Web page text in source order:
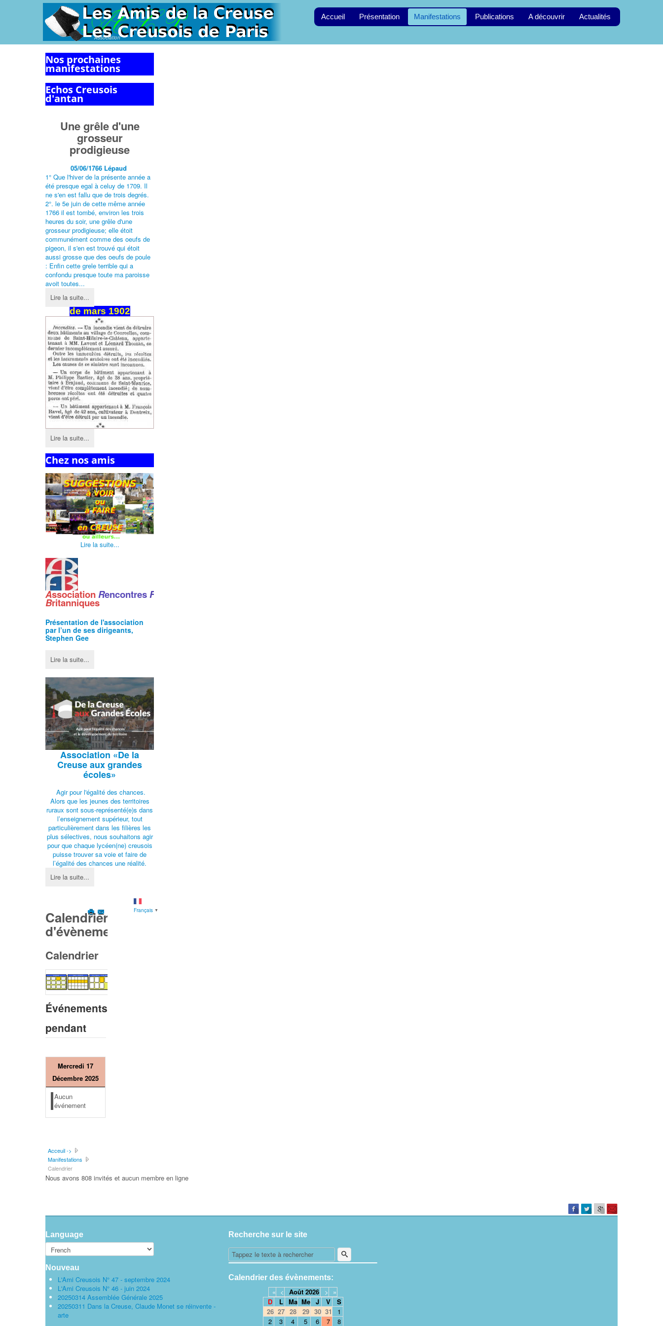
Association
Accueil Présentation Manifestations Publications A découvrir Actualités
Nos prochaines
manifestations
Echos Creusois
d'antan
Une grêle d'une
grosseur
prodigieuse
05/06/1766 Lépaud
1° Que l'hiver de la présente année a
été presque egal à celuy de 1709. Il
ne s'en est fallu que de trois degrés.
2°. le 5e juin de cette même année
1766 il est tombé, environ les trois
heures du soir, une grêle d'une
grosseur prodigieuse; elle étoit
communément comme des oeufs de
pigeon, il s'en est trouvé qui étoit
aussi grosse que des oeufs de poule
: Enfin cette grele terrible qui a
confondu presque toute ma paroisse
avoit toutes...
Lire la suite...
de mars 1902
Lire la suite...
Chez nos amis
Lire la suite...
AssociationRencontresF
Britanniques
Présentation de l'association
par l’un de ses dirigeants,
Stephen Gee
Lire la suite...
Association «De la
Creuse aux grandes
écoles»
Agir pour l'égalité des chances.
Alors que les jeunes des territoires
ruraux sont sous-représenté(e)s dans
l’enseignement supérieur, tout
particulièrement dans les filières les
plus sélectives, nous souhaitons agir
pour que chaque lycéen(ne) creusois
puisse trouver sa voie et faire de
l’égalité des chances une réalité.
Lire la suite...
Calendrier
d'évènements
Calendrier
Événements
pendant
Mercredi 17
Décembre 2025
Aucun
événement
Acceuil ->
Manifestations
Calendrier
Français ▼
Nous avons 808 invités et aucun membre en ligne
Language
Nouveau
L'Ami Creusois N° 47 - septembre 2024
L'Ami Creusois N° 46 - juin 2024
20250314 Assemblée Générale 2025
20250311 Dans la Creuse, Claude Monet se réinvente -
arte
Recherche sur le site
Calendrier des évènements:
« < Août 2026 >
»
D
L Ma Me J V
S
26 27 28 29 30 31
1
2
3 4 5 6 7 8